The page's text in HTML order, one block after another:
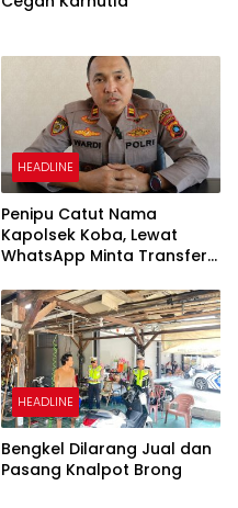
HEADLINE
Penipu Catut Nama
Kapolsek Koba, Lewat
WhatsApp Minta Transfer
HEADLINE
Bengkel Dilarang Jual dan
Pasang Knalpot Brong